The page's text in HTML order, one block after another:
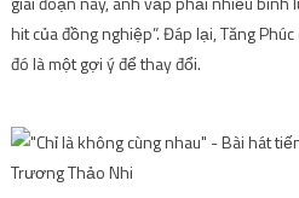
hit của đồng nghiệp”. Đáp lại, Tăng
đó là một gợi ý để thay đổi.